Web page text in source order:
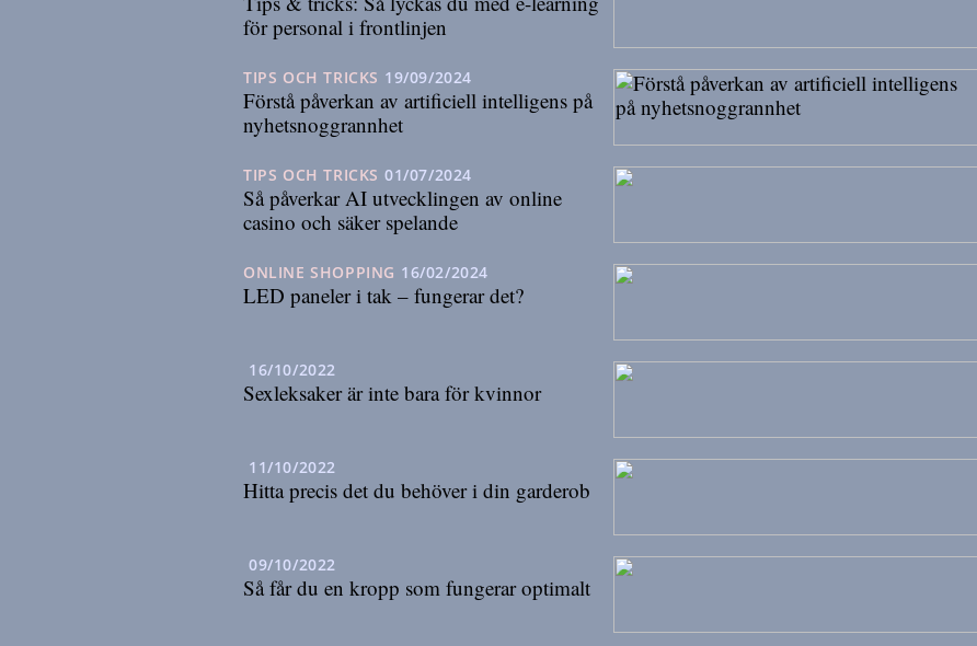
för personal i frontlinjen
TIPS OCH TRICKS 19/09/2024
Förstå påverkan av artificiell intelligens på
nyhetsnoggrannhet
TIPS OCH TRICKS 01/07/2024
Så påverkar AI utvecklingen av online
casino och säker spelande
ONLINE SHOPPING 16/02/2024
LED paneler i tak – fungerar det?
16/10/2022
Sexleksaker är inte bara för kvinnor
11/10/2022
Hitta precis det du behöver i din garderob
09/10/2022
Så får du en kropp som fungerar optimalt